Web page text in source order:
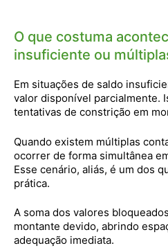
O que costuma
insuficiente ou
Em situações de saldo
valor disponível parcialmente.
tentativas de constrição em
Quando existem múltiplas
ocorrer de forma simultânea
Esse cenário, aliás, é um dos
prática.
A soma dos valores
montante devido, abrindo
adequação imediata.